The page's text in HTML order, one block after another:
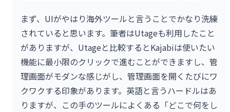
まず、UIがやはり海外ツールと言うことでかなり洗練
されていると思います。筆者はUtageも利用したこと
がありますが、Utageと比較するとKajabiは使いたい
機能に最小限のクリックで進むことができますし、管
理画面がモダンな感じがし、管理画面を開くたびにワ
クワクする印象があります。英語と言うハードルはあ
りますが、この手のツールによくある「どこで何をし